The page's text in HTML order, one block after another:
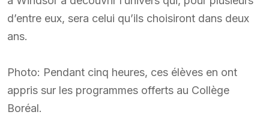
d’entre eux, sera celui qu’ils choisiront dans deux
ans.
Photo: Pendant cinq heures, ces élèves en ont
appris sur les programmes offerts au Collège
Boréal.